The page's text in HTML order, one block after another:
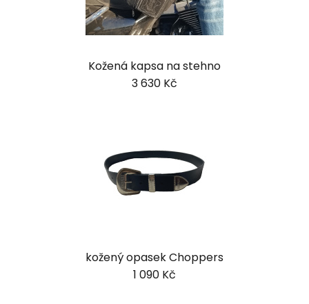
Kožená kapsa na stehno
3 630 Kč
kožený opasek Choppers
1 090 Kč